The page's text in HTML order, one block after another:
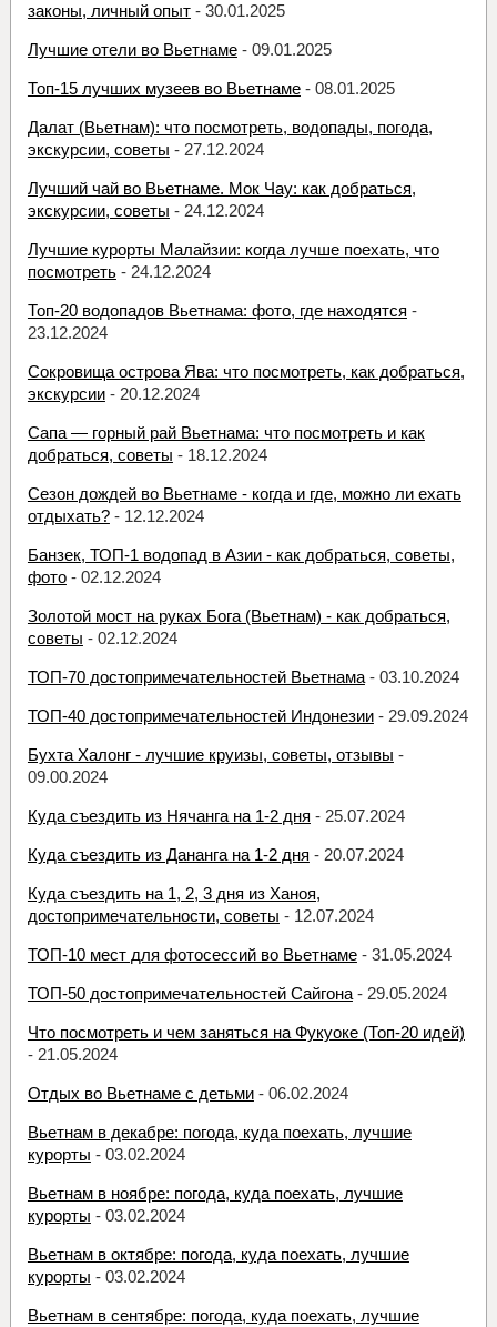
законы, личный опыт- 30.01.2025
Лучшие отели во Вьетнаме- 09.01.2025
Топ-15 лучших музеев во Вьетнаме- 08.01.2025
Далат (Вьетнам): что посмотреть, водопады, погода,
экскурсии, советы - 27.12.2024
Лучший чай во Вьетнаме. Мок Чау: как добраться,
экскурсии, советы - 24.12.2024
Лучшие курорты Малайзии: когда лучше поехать, что
посмотреть- 24.12.2024
Топ-20 водопадов Вьетнама: фото, где находятся -
23.12.2024
Сокровища острова Ява: что посмотреть, как добраться,
экскурсии- 20.12.2024
Сапа — горный рай Вьетнама: что посмотреть и как
добраться, советы - 18.12.2024
Сезон дождей во Вьетнаме - когда и где, можно ли ехать
отдыхать?- 12.12.2024
Банзек, ТОП-1 водопад в Азии - как добраться, советы,
фото- 02.12.2024
Золотой мост на руках Бога (Вьетнам) - как добраться,
советы - 02.12.2024
ТОП-70 достопримечательностей Вьетнама- 03.10.2024
ТОП-40 достопримечательностей Индонезии- 29.09.2024
Бухта Халонг - лучшие круизы, советы, отзывы -
09.00.2024
Куда съездить из Нячанга на 1-2 дня - 25.07.2024
Куда съездить из Дананга на 1-2 дня - 20.07.2024
Куда съездить на 1, 2, 3 дня из Ханоя,
достопримечательности, советы - 12.07.2024
ТОП-10 мест для фотосессий во Вьетнаме- 31.05.2024
ТОП-50 достопримечательностей Сайгона- 29.05.2024
Что посмотреть и чем заняться на Фукуоке (Топ-20 идей)
- 21.05.2024
Отдых во Вьетнаме с детьми- 06.02.2024
Вьетнам в декабре: погода, куда поехать, лучшие
курорты - 03.02.2024
Вьетнам в ноябре: погода, куда поехать, лучшие
курорты - 03.02.2024
Вьетнам в октябре: погода, куда поехать, лучшие
курорты - 03.02.2024
Вьетнам в сентябре: погода, куда поехать, лучшие